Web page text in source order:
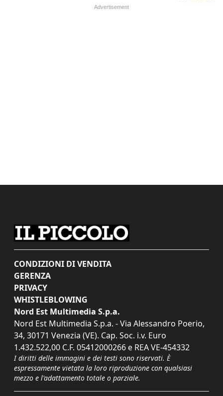
CONDIZIONI DI VENDITA
GERENZA
PRIVACY
WHISTLEBLOWING
Nord Est Multimedia S.p.a.
Nord Est Multimedia S.p.a. - Via Alessandro Poerio,
34, 30171 Venezia (VE). Cap. Soc. i.v. Euro
1.432.522,00 C.F. 05412000266 e REA VE-454332
I diritti delle immagini e dei testi sono riservati. È
espressamente vietata la loro riproduzione con qualsiasi
mezzo e l'adattamento totale o parziale.